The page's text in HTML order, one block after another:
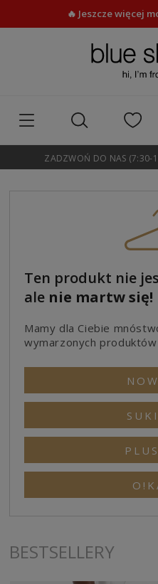
🔥 Jeszcze więcej
ZADZWOŃ DO NAS (7:30-
Ten produkt nie
ale nie martw się!
Mamy dla Ciebie
wymarzonych
BESTSELLERY